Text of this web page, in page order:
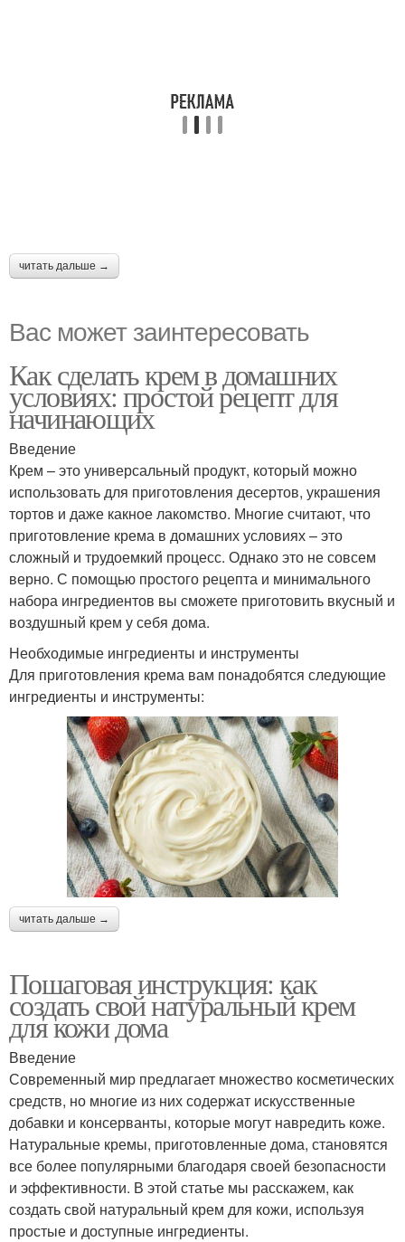
читать дальше →
Вас может заинтересовать
Как сделать крем в домашних
условиях: простой рецепт для
начинающих
Введение
Крем – это универсальный продукт, который можно
использовать для приготовления десертов, украшения
тортов и даже какное лакомство. Многие считают, что
приготовление крема в домашних условиях – это
сложный и трудоемкий процесс. Однако это не совсем
верно. С помощью простого рецепта и минимального
набора ингредиентов вы сможете приготовить вкусный и
воздушный крем у себя дома.
Необходимые ингредиенты и инструменты
Для приготовления крема вам понадобятся следующие
ингредиенты и инструменты:
читать дальше →
Пошаговая инструкция: как
создать свой натуральный крем
для кожи дома
Введение
Современный мир предлагает множество косметических
средств, но многие из них содержат искусственные
добавки и консерванты, которые могут навредить коже.
Натуральные кремы, приготовленные дома, становятся
все более популярными благодаря своей безопасности
и эффективности. В этой статье мы расскажем, как
создать свой натуральный крем для кожи, используя
простые и доступные ингредиенты.